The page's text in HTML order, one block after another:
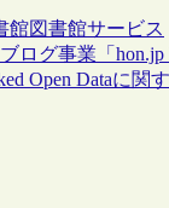
館図書館サービス
ログ事業「
Open Dataに関